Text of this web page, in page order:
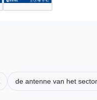
de antenne van het